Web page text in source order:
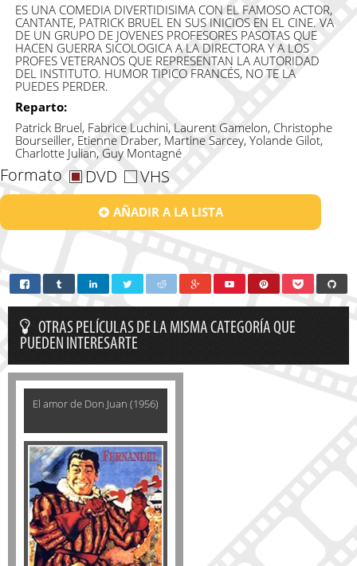
ES UNA COMEDIA DIVERTIDISIMA CON EL FAMOSO ACTOR,
CANTANTE, PATRICK BRUEL EN SUS INICIOS EN EL CINE. VA
DE UN GRUPO DE JOVENES PROFESORES PASOTAS QUE
HACEN GUERRA SICOLOGICA A LA DIRECTORA Y A LOS
PROFES VETERANOS QUE REPRESENTAN LA AUTORIDAD
DEL INSTITUTO. HUMOR TIPICO FRANCÉS, NO TE LA
PUEDES PERDER.
Reparto:
Patrick Bruel, Fabrice Luchini, Laurent Gamelon, Christophe
Bourseiller, Etienne Draber, Martine Sarcey, Yolande Gilot,
Charlotte Julian, Guy Montagné
Formato DVD VHS
AÑADIR A LA LISTA
OTRAS PELÍCULAS DE LA MISMA CATEGORÍA QUE
PUEDEN INTERESARTE
El amor de Don Juan (1956)